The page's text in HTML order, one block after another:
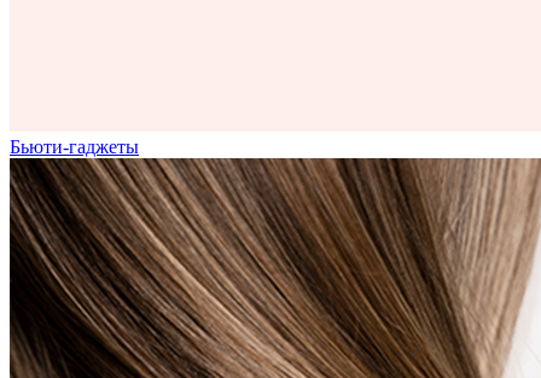
Бьюти-гаджеты